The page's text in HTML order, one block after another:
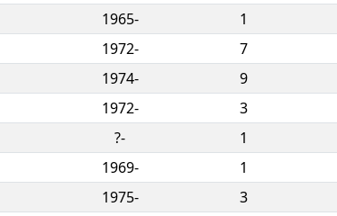
1965-
1
1972-
7
1974-
9
1972-
3
?-
1
1969-
1
1975-
3